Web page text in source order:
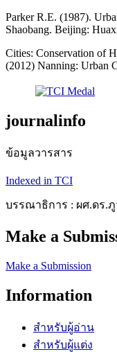
Parker R.E. (1987).
Shaobang. Beijing:
Cities: Conservation of
(2012) Nanning: Urban
journalinfo
ข้อมูลวารสาร
Indexed in TCI
บรรณาธิการ : ผศ.ดร.ภู
Make a
Make a Submission
Information
สำหรับผู้อ่าน
สำหรับผู้แต่ง